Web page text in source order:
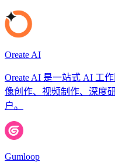
Oreate AI
Oreate AI 是一站式 AI 工
像创作、视频制作、深度
户。
Gumloop